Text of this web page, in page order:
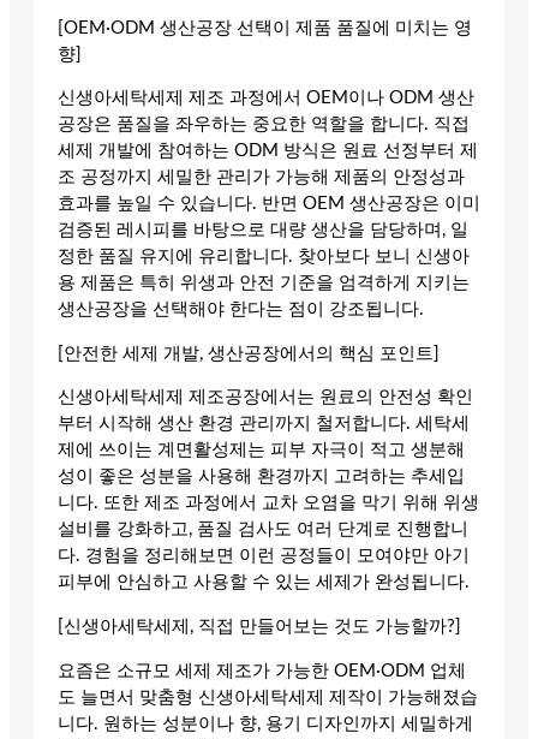
[OEM·ODM 생산공장 선택이 제품 품질에 미치는 영
향]
신생아세탁세제 제조 과정에서 OEM이나 ODM 생산
공장은 품질을 좌우하는 중요한 역할을 합니다. 직접
세제 개발에 참여하는 ODM 방식은 원료 선정부터 제
조 공정까지 세밀한 관리가 가능해 제품의 안정성과
효과를 높일 수 있습니다. 반면 OEM 생산공장은 이미
검증된 레시피를 바탕으로 대량 생산을 담당하며, 일
정한 품질 유지에 유리합니다. 찾아보다 보니 신생아
용 제품은 특히 위생과 안전 기준을 엄격하게 지키는
생산공장을 선택해야 한다는 점이 강조됩니다.
[안전한 세제 개발, 생산공장에서의 핵심 포인트]
신생아세탁세제 제조공장에서는 원료의 안전성 확인
부터 시작해 생산 환경 관리까지 철저합니다. 세탁세
제에 쓰이는 계면활성제는 피부 자극이 적고 생분해
성이 좋은 성분을 사용해 환경까지 고려하는 추세입
니다. 또한 제조 과정에서 교차 오염을 막기 위해 위생
설비를 강화하고, 품질 검사도 여러 단계로 진행합니
다. 경험을 정리해보면 이런 공정들이 모여야만 아기
피부에 안심하고 사용할 수 있는 세제가 완성됩니다.
[신생아세탁세제, 직접 만들어보는 것도 가능할까?]
요즘은 소규모 세제 제조가 가능한 OEM·ODM 업체
도 늘면서 맞춤형 신생아세탁세제 제작이 가능해졌습
니다. 원하는 성분이나 향, 용기 디자인까지 세밀하게